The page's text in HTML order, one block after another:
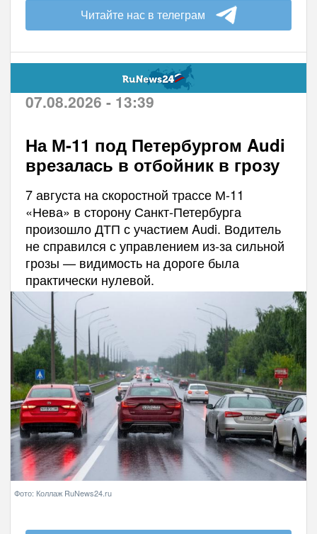
Читайте нас в телеграм
07.08.2026 - 13:39
На М-11 под Петербургом Audi
врезалась в отбойник в грозу
7 августа на скоростной трассе М-11
«Нева» в сторону Санкт-Петербурга
произошло ДТП с участием Audi. Водитель
не справился с управлением из-за сильной
грозы — видимость на дороге была
практически нулевой.
Фото: Коллаж RuNews24.ru